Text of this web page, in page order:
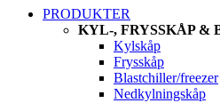
PRODUKTER
KYL-, FRYSSKÅP &
Kylskåp
Frysskåp
Blastchiller/freezer
Nedkylningskåp